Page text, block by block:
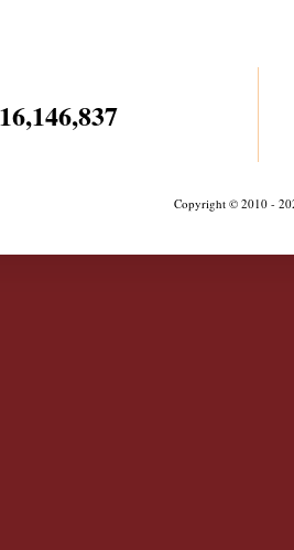
Copyright © 2010 -